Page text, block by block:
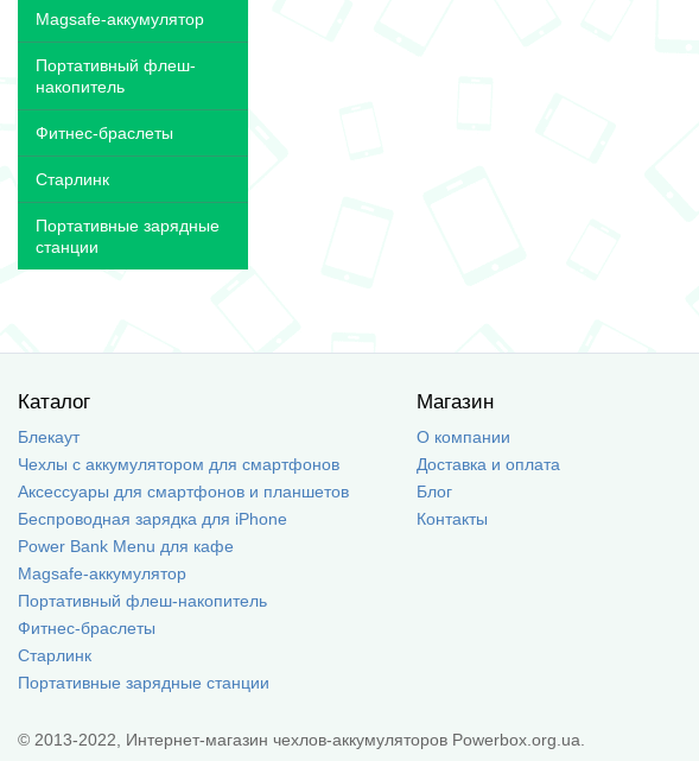
Magsafe-аккумулятор
Портативный флеш-
накопитель
Фитнес-браслеты
Старлинк
Портативные зарядные
станции
Каталог
Блекаут
Чехлы с аккумулятором для смартфонов
Аксессуары для смартфонов и планшетов
Беспроводная зарядка для iPhone
Power Bank Menu для кафе
Magsafe-аккумулятор
Портативный флеш-накопитель
Фитнес-браслеты
Старлинк
Портативные зарядные станции
Магазин
О компании
Доставка и оплата
Блог
Контакты
© 2013-2022, Интернет-магазин чехлов-аккумуляторов Powerbox.org.ua.